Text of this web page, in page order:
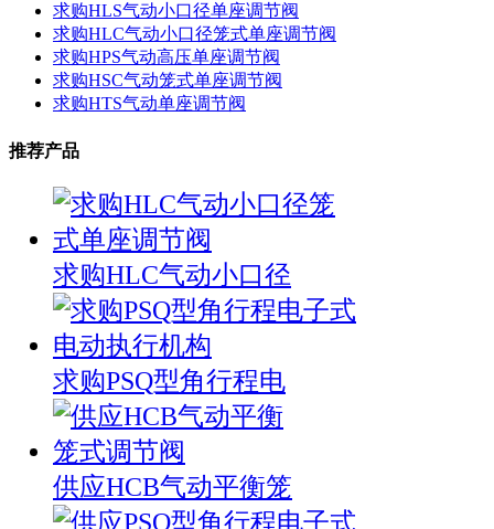
求购HLS气动小口径单座调节阀
求购HLC气动小口径笼式单座调节阀
求购HPS气动高压单座调节阀
求购HSC气动笼式单座调节阀
求购HTS气动单座调节阀
推荐产品
求购HLC气动小口径
求购PSQ型角行程电
供应HCB气动平衡笼